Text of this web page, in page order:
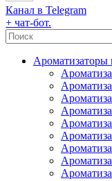
Канал в Telegram
+ чат-бот.